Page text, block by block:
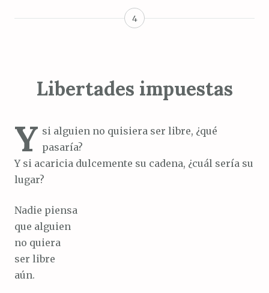
4
Libertades impuestas
Y si alguien no quisiera ser libre, ¿qué
pasaría?
Y si acaricia dulcemente su cadena, ¿cuál sería su
lugar?
Nadie piensa
que alguien
no quiera
ser libre
aún.